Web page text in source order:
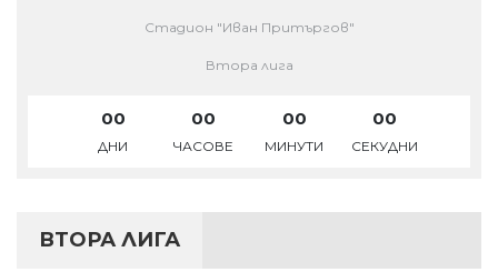
Стадион "Иван Притъргов"
Втора лига
00
ДНИ
00
ЧАСОВЕ
00
МИНУТИ
00
СЕКУДНИ
ВТОРА ЛИГА